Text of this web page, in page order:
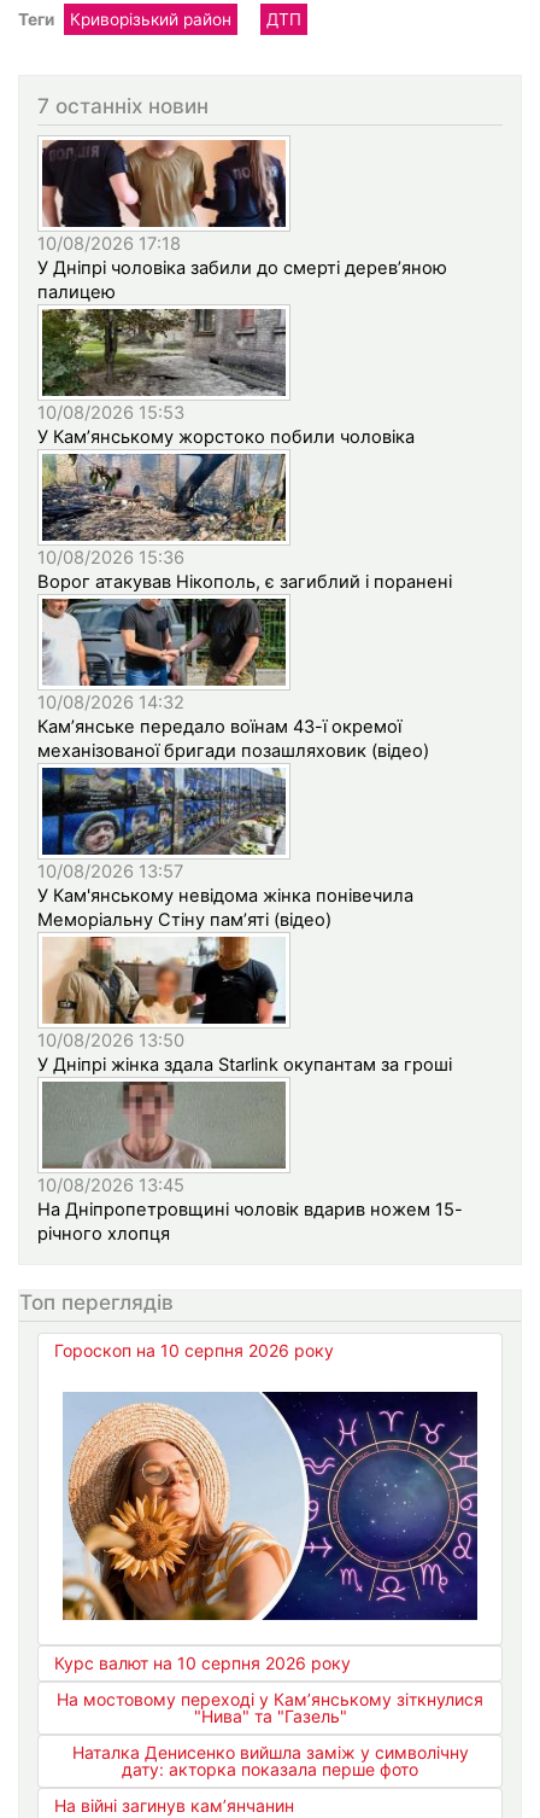
Теги Криворізький район ДТП
7 останніх новин
10/08/2026 17:18
У Дніпрі чоловіка забили до смерті дерев’яною
палицею
10/08/2026 15:53
У Кам’янському жорстоко побили чоловіка
10/08/2026 15:36
Ворог атакував Нікополь, є загиблий і поранені
10/08/2026 14:32
Кам’янське передало воїнам 43-ї окремої
механізованої бригади позашляховик (відео)
10/08/2026 13:57
У Кам'янському невідома жінка понівечила
Меморіальну Стіну пам’яті (відео)
10/08/2026 13:50
У Дніпрі жінка здала Starlink окупантам за гроші
10/08/2026 13:45
На Дніпропетровщині чоловік вдарив ножем 15-
річного хлопця
Топ переглядів
Гороскоп на 10 серпня 2026 року
Курс валют на 10 серпня 2026 року
На мостовому переході у Кам’янському зіткнулися
"Нива" та "Газель"
Наталка Денисенко вийшла заміж у символічну
дату: акторка показала перше фото
На війні загинув кам’янчанин